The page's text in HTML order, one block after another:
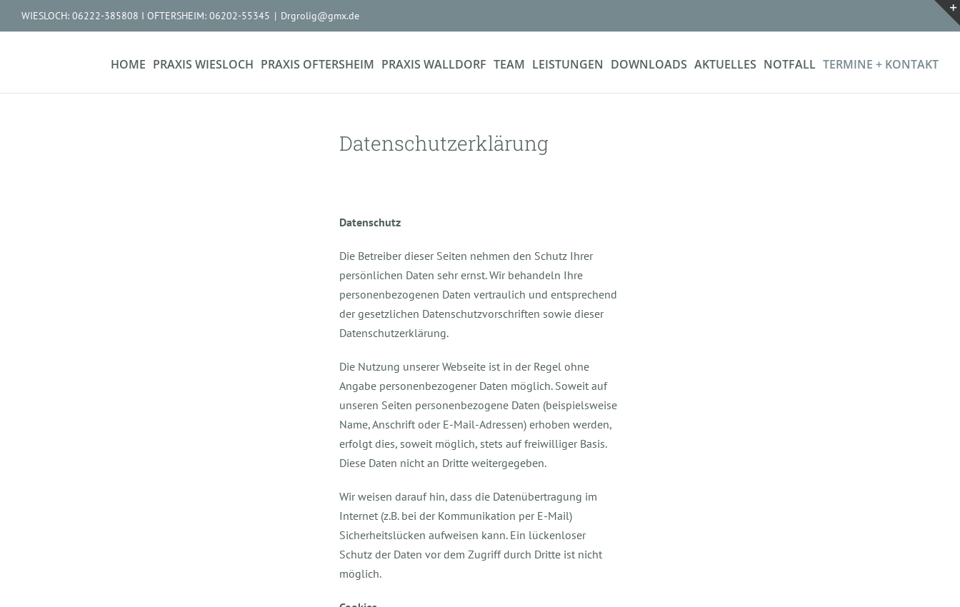
Inhalt
WIESLOCH: 06222-385808 I OFTERSHEIM: 06202-55345 | Drgrolig@gmx.de
HOME PRAXIS WIESLOCH PRAXIS OFTERSHEIM PRAXIS WALLDORF TEAM LEISTUNGEN DOWNLOADS AKTUELLES NOTFALL TERMINE + KONTAKT
Datenschutzerklärung
Datenschutz
Die Betreiber dieser Seiten nehmen den Schutz Ihrer
persönlichen Daten sehr ernst. Wir behandeln Ihre
personenbezogenen Daten vertraulich und entsprechend
der gesetzlichen Datenschutzvorschriften sowie dieser
Datenschutzerklärung.
Die Nutzung unserer Webseite ist in der Regel ohne
Angabe personenbezogener Daten möglich. Soweit auf
unseren Seiten personenbezogene Daten (beispielsweise
Name, Anschrift oder E-Mail-Adressen) erhoben werden,
erfolgt dies, soweit möglich, stets auf freiwilliger Basis.
Diese Daten nicht an Dritte weitergegeben.
Wir weisen darauf hin, dass die Datenübertragung im
Internet (z.B. bei der Kommunikation per E-Mail)
Sicherheitslücken aufweisen kann. Ein lückenloser
Schutz der Daten vor dem Zugriff durch Dritte ist nicht
möglich.